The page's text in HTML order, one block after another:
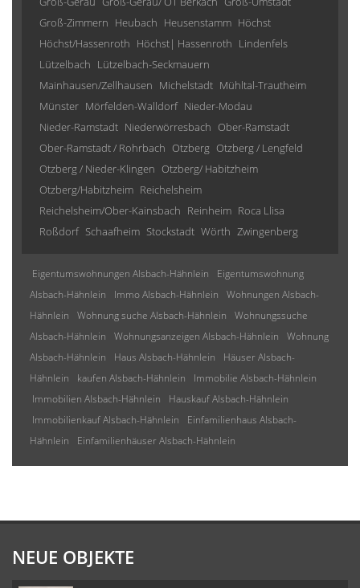
Groß-Zimmern Heubach Heusenstamm Höchst
Höchst/Hassenroth Höchst| Hassenroth Lindenfels
Lützelbach Lützelbach-Seckmauern
Mainhausen/Zellhausen Michelstadt Mühltal-Trautheim
Münster Mörfelden-Walldorf Nieder-Modau
Nieder-Ramstadt Niederwörresbach Ober-Ramstadt
Ober-Ramstadt / Rohrbach Otzberg Otzberg / Lengfeld
Otzberg / Nieder-Klingen Otzberg/ Habitzheim
Otzberg/Habitzheim Reichelsheim
Reichelsheim/Ober-Kainsbach Reinheim Roca Llisa
Roßdorf Schaafheim Stockstadt Wörth Zwingenberg
Eigentumswohnungen Alsbach-Hähnlein
Eigentumswohnung
Alsbach-Hähnlein
Immo Alsbach-Hähnlein
Wohnungen Alsbach-
Hähnlein
Wohnung suche Alsbach-Hähnlein
Wohnungssuche
Alsbach-Hähnlein
Wohnungsanzeigen Alsbach-Hähnlein
Wohnung
Alsbach-Hähnlein
Haus Alsbach-Hähnlein
Häuser Alsbach-
Hähnlein
kaufen Alsbach-Hähnlein
Immobilie Alsbach-Hähnlein
Immobilien Alsbach-Hähnlein
Hauskauf Alsbach-Hähnlein
Immobilienkauf Alsbach-Hähnlein
Einfamilienhaus Alsbach-
Hähnlein
Einfamilienhäuser Alsbach-Hähnlein
NEUE OBJEKTE